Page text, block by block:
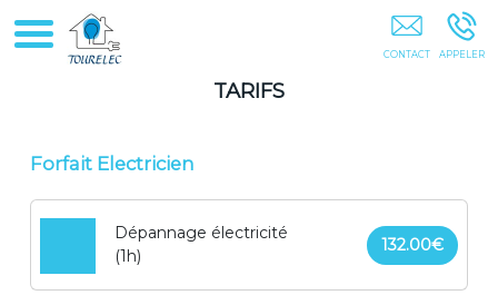
Tourelec Colombes Nanterre Antony Boulogne-Billancourt Paris
TARIFS
Forfait Electricien
Dépannage électricité
(1h)
132.00€